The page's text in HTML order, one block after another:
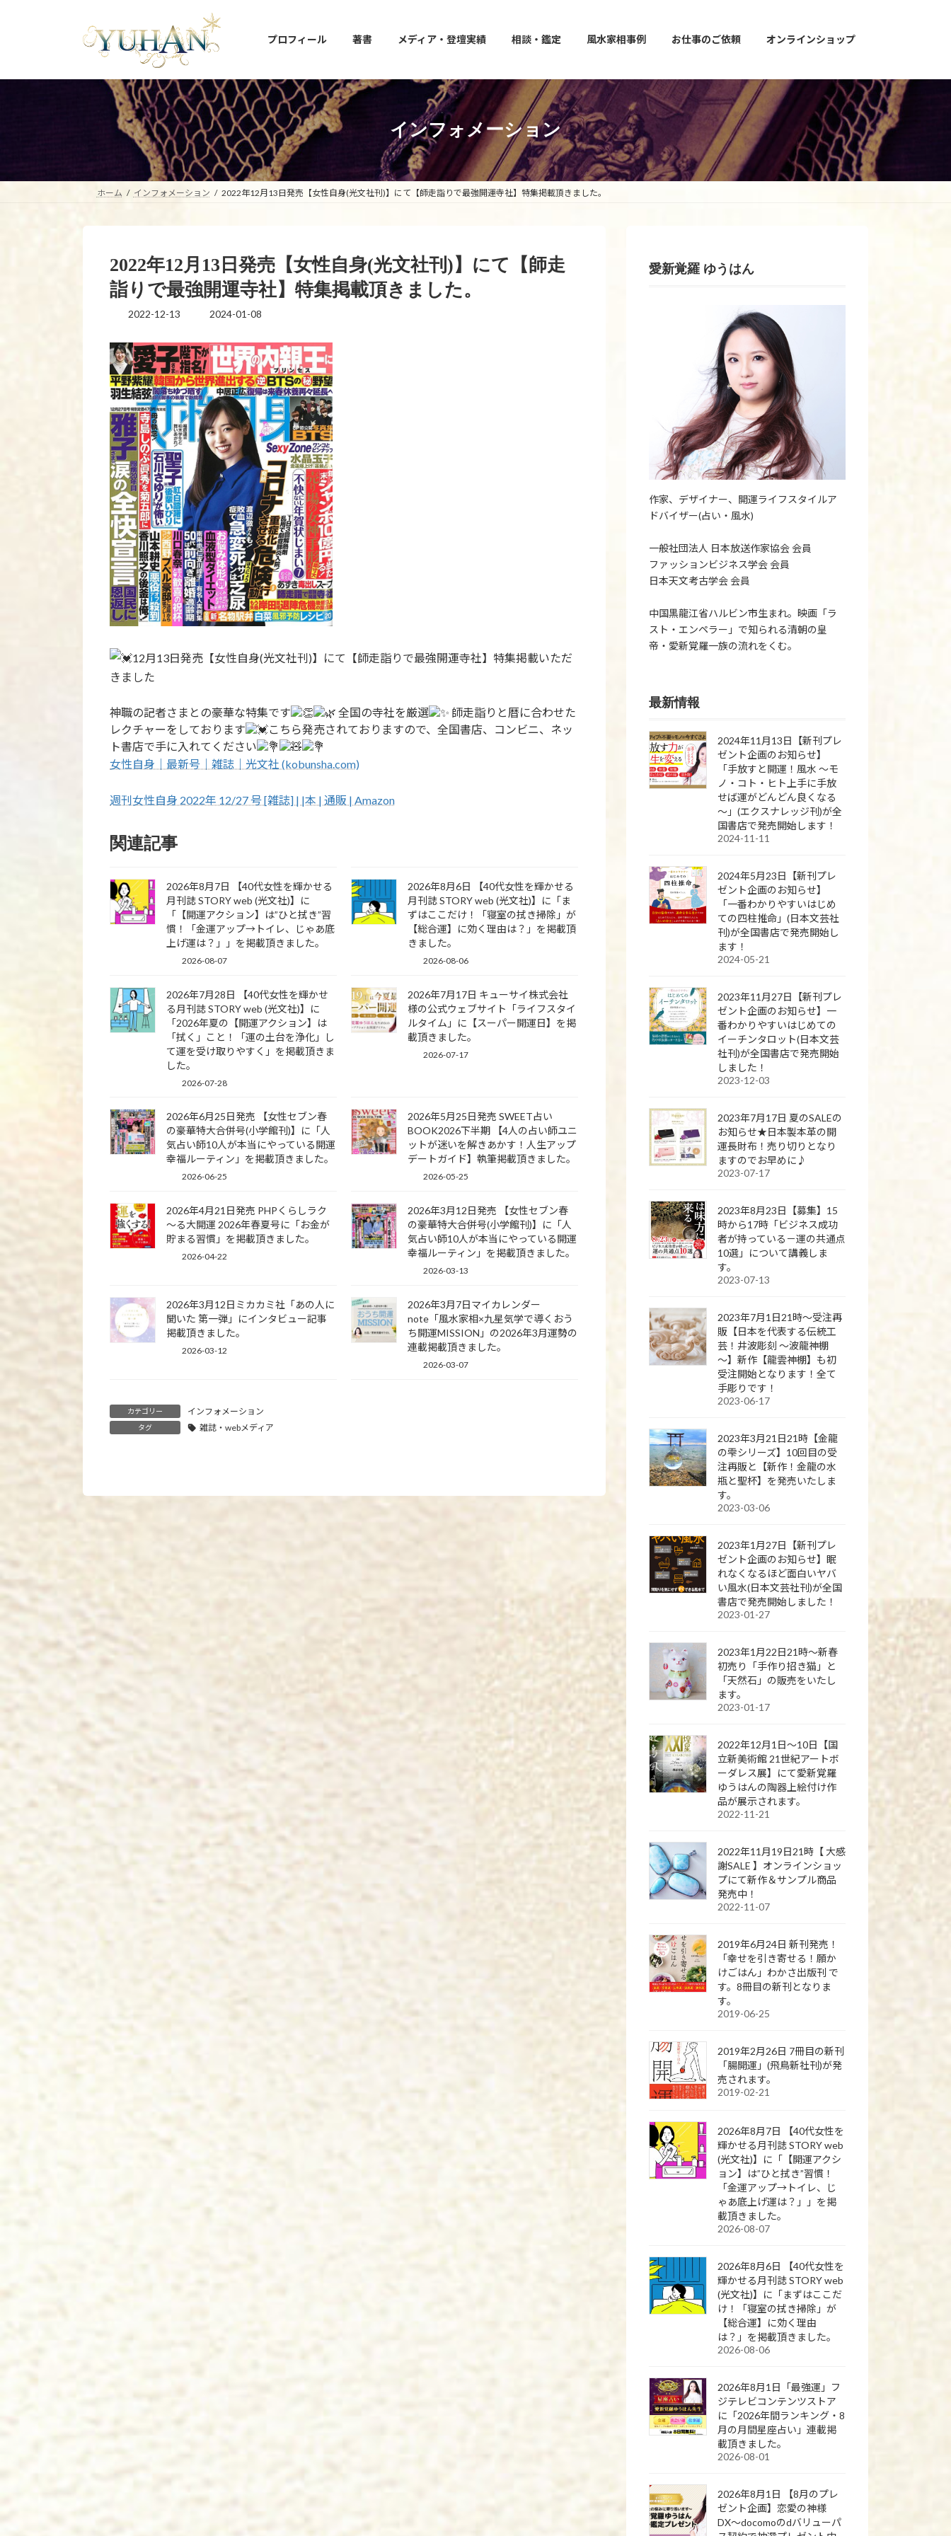
ツ
シ
プロフィール 著書 メディア・登壇実績 相談・鑑定 風水家相事例 お仕事のご依頼 オンラインショップ
インフォメーション
ホーム インフォメーション 2022年12月13日発売【女性自身(光文社刊)】にて【師走詣りで最強開運寺社】特集掲載頂きました。
2022年12月13日発売【女性自身(光文社刊)】にて【師走
詣りで最強開運寺社】特集掲載頂きました。
2022-12-13
最
更
新
日
時
:
2024-01-08
12月13日発売【女性自身(光文社刊)】にて【師走詣りで最強開運寺社】特集掲載いただ
きました
神職の記者さまとの豪華な特集です 全国の寺社を厳選
師走詣りと暦に合わせた
レクチャーをしております
こちら発売されておりますので、全国書店、コンビニ、ネッ
ト書店で手に入れてください
女性自身｜最新号｜雑誌｜光文社 (kobunsha.com)
週刊女性自身 2022年 12/27 号 [雑誌] | |本 | 通販 | Amazon
関連記事
2026年8月7日 【40代女性を輝かせる
月刊誌 STORY web (光文社)】に
「【開運アクション】は”ひと拭き”習
慣！「金運アップ→トイレ、じゃあ底
上げ運は？」」を掲載頂きました。
2026-08-07
2026年8月6日 【40代女性を輝かせる
月刊誌 STORY web (光文社)】に「ま
ずはここだけ！「寝室の拭き掃除」が
【総合運】に効く理由は？」を掲載頂
きました。
2026-08-06
2026年7月28日 【40代女性を輝かせ
る月刊誌 STORY web (光文社)】に
「2026年夏の【開運アクション】は
「拭く」こと！「運の土台を浄化」し
て運を受け取りやすく」を掲載頂きま
した。
2026-07-28
2026年7月17日 キューサイ株式会社
様の公式ウェブサイト「ライフスタイ
ルタイム」に【スーパー開運日】を掲
載頂きました。
2026-07-17
2026年6月25日発売 【女性セブン春
の豪華特大合併号(小学館刊)】に「人
気占い師10人が本当にやっている開運
幸福ルーティン」を掲載頂きました。
2026-06-25
2026年5月25日発売 SWEET占い
BOOK2026下半期 【4人の占い師ユニ
ットが迷いを解きあかす！人生アップ
デートガイド】執筆掲載頂きました。
2026-05-25
2026年4月21日発売 PHPくらしラク
～る大開運 2026年春夏号に「お金が
貯まる習慣」を掲載頂きました。
2026-04-22
2026年3月12日発売 【女性セブン春
の豪華特大合併号(小学館刊)】に「人
気占い師10人が本当にやっている開運
幸福ルーティン」を掲載頂きました。
2026-03-13
2026年3月12日ミカカミ社「あの人に
聞いた 第一弾」にインタビュー記事
掲載頂きました。
2026-03-12
2026年3月7日マイカレンダー
note「風水家相×九星気学で導くおう
ち開運MISSION」の2026年3月運勢の
連載掲載頂きました。
2026-03-07
カテゴリー インフォメーション
タグ 雑誌・webメディア
愛新覚羅 ゆうはん
作家、デザイナー、開運ライフスタイルア
ドバイザー(占い・風水)
一般社団法人 日本放送作家協会 会員
ファッションビジネス学会 会員
日本天文考古学会 会員
中国黒龍江省ハルビン市生まれ。映画「ラ
スト・エンペラー」で知られる清朝の皇
帝・愛新覚羅一族の流れをくむ。
最新情報
2024年11月13日【新刊プレ
ゼント企画のお知らせ】
「手放すと開運！風水 ～モ
ノ・コト・ヒト上手に手放
せば運がどんどん良くなる
～」(エクスナレッジ刊)が全
国書店で発売開始します！
2024-11-11
2024年5月23日【新刊プレ
ゼント企画のお知らせ】
「一番わかりやすいはじめ
ての四柱推命」(日本文芸社
刊)が全国書店で発売開始し
ます！
2024-05-21
2023年11月27日【新刊プレ
ゼント企画のお知らせ】一
番わかりやすいはじめての
イーチンタロット(日本文芸
社刊)が全国書店で発売開始
しました！
2023-12-03
2023年7月17日 夏のSALEの
お知らせ★日本製本革の開
運長財布！売り切りとなり
ますのでお早めに♪
2023-07-17
2023年8月23日【募集】15
時から17時「ビジネス成功
者が持っている－運の共通点
10選」について講義しま
す。
2023-07-13
2023年7月1日21時～受注再
販【日本を代表する伝統工
芸！井波彫刻 ～波龍神棚
～】新作【龍雲神棚】も初
受注開始となります！全て
手彫りです！
2023-06-17
2023年3月21日21時【金龍
の雫シリーズ】10回目の受
注再販と【新作！金龍の水
瓶と聖杯】を発売いたしま
す。
2023-03-06
2023年1月27日【新刊プレ
ゼント企画のお知らせ】眠
れなくなるほど面白いヤバ
い風水(日本文芸社刊)が全国
書店で発売開始しました！
2023-01-27
2023年1月22日21時～新春
初売り「手作り招き猫」と
「天然石」の販売をいたし
ます。
2023-01-17
2022年12月1日～10日【国
立新美術館 21世紀アートボ
ーダレス展】にて愛新覚羅
ゆうはんの陶器上絵付け作
品が展示されます。
2022-11-21
2022年11月19日21時【 大感
謝SALE 】オンラインショッ
プにて新作＆サンプル商品
発売中！
2022-11-07
2019年6月24日 新刊発売！
「幸せを引き寄せる！願か
けごはん」わかさ出版刊 で
す。8冊目の新刊となりま
す。
2019-06-25
2019年2月26日 7冊目の新刊
「腸開運」(飛鳥新社刊)が発
売されます。
2019-02-21
2026年8月7日 【40代女性を
輝かせる月刊誌 STORY web
(光文社)】に「【開運アクシ
ョン】は”ひと拭き”習慣！
「金運アップ→トイレ、じ
ゃあ底上げ運は？」」を掲
載頂きました。
2026-08-07
2026年8月6日 【40代女性を
輝かせる月刊誌 STORY web
(光文社)】に「まずはここだ
け！「寝室の拭き掃除」が
【総合運】に効く理由
は？」を掲載頂きました。
2026-08-06
2026年8月1日「最強運」フ
ジテレビコンテンツストア
に「2026年間ランキング・8
月の月間星座占い」連載掲
載頂きました。
2026-08-01
2026年8月1日 【8月のプレ
ゼント企画】恋愛の神様
DX〜docomoのdバリューパ